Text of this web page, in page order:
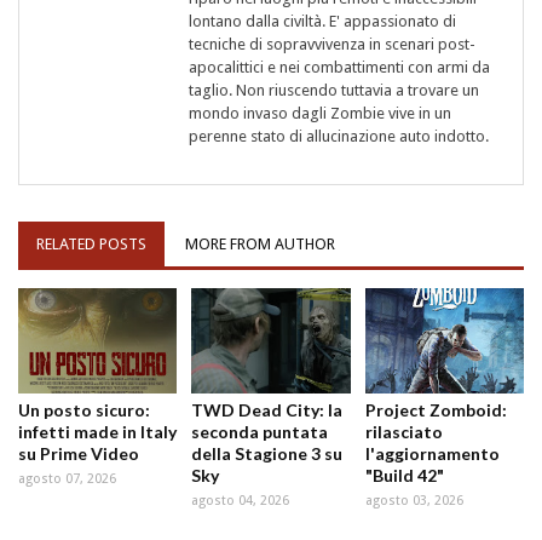
lontano dalla civiltà. E' appassionato di
tecniche di sopravvivenza in scenari post-
apocalittici e nei combattimenti con armi da
taglio. Non riuscendo tuttavia a trovare un
mondo invaso dagli Zombie vive in un
perenne stato di allucinazione auto indotto.
RELATED POSTS MORE FROM AUTHOR
Un posto sicuro:
infetti made in Italy
su Prime Video
agosto 07, 2026
TWD Dead City: la
seconda puntata
della Stagione 3 su
Sky
agosto 04, 2026
Project Zomboid:
rilasciato
l'aggiornamento
"Build 42"
agosto 03, 2026